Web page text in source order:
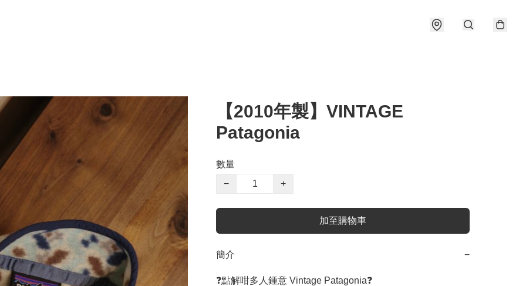
【2010年製】VINTAGE
Patagonia
數量
−
+
加至購物車
簡介 −
❓點解咁多人鍾意 Vintage Patagonia❓